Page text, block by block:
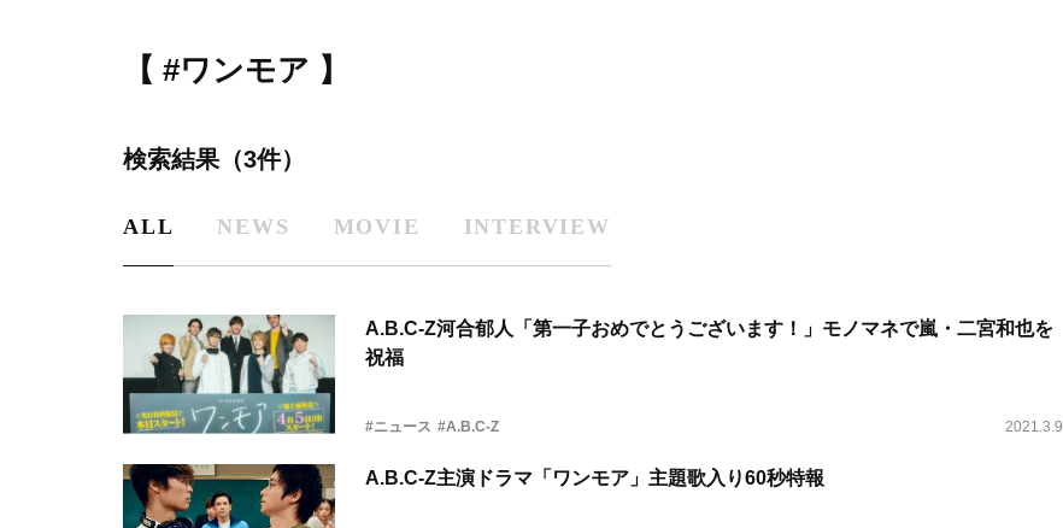
【 #ワンモア 】
検索結果（3件）
ALL NEWS MOVIE INTERVIEW
A.B.C-Z河合郁人「第一子おめでとうございます！」モノマネで嵐・二宮和也を
祝福
#ニュース #A.B.C-Z 2021.3.9
A.B.C-Z主演ドラマ「ワンモア」主題歌入り60秒特報